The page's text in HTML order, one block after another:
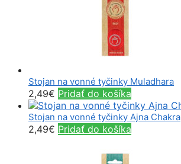
Stojan na vonné tyčinky Muladhara
2,49€ Pridať do košíka
Stojan na vonné tyčinky Ajna Chakra
2,49€ Pridať do košíka